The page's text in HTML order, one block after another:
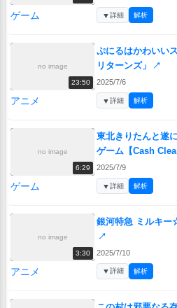
ゲーム ▼詳細 解析
no image
23:50
ぷにるはかわいい
リターンズ」
↗
2025/7/6
アニメ ▼詳細 解析
no image
6:29
東北きりたんと遂
ゲーム【Cash
2025/7/9
ゲーム ▼詳細 解析
no image
3:30
銀河特急 ミルキー
↗
2025/7/10
アニメ ▼詳細 解析